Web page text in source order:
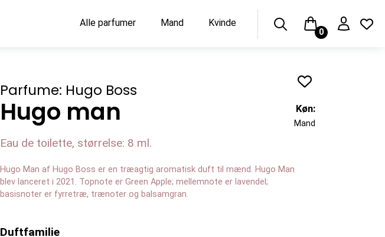
Alle parfumer Mand Kvinde
0
Parfume: Hugo Boss
Hugo man
Eau de toilette, størrelse: 8 ml.
Hugo Man af Hugo Boss er en træagtig aromatisk duft til mænd. Hugo Man
blev lanceret i 2021. Topnote er Green Apple; mellemnote er lavendel;
basisnoter er fyrretræ, trænoter og balsamgran.
Duftfamilie
Køn:
Mand